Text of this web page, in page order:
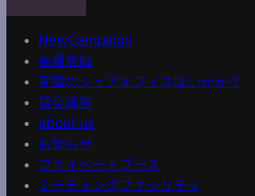
NewCampaign
会員登録
芽室のシェアオフィスはいかが？
貸会議室
about us
お知らせ
プライベートブース
ミーティングファシリティ